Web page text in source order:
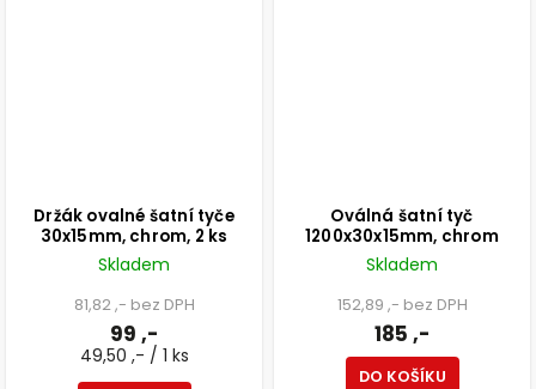
Držák ovalné šatní tyče
30x15mm, chrom, 2 ks
Skladem
81,82 ,- bez DPH
99 ,-
49,50 ,- / 1 ks
Oválná šatní tyč
1200x30x15mm, chrom
Skladem
152,89 ,- bez DPH
185 ,-
DO KOŠÍKU